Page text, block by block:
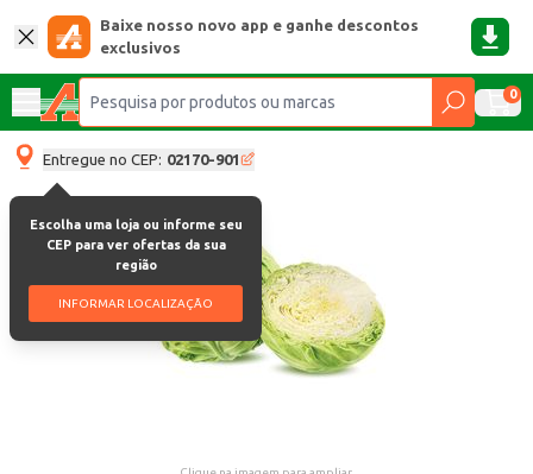
Baixe nosso novo app e ganhe descontos
exclusivos
0
Entregue no CEP: 02170-901
Escolha uma loja ou informe seu
CEP para ver ofertas da sua
região
INFORMAR LOCALIZAÇÃO